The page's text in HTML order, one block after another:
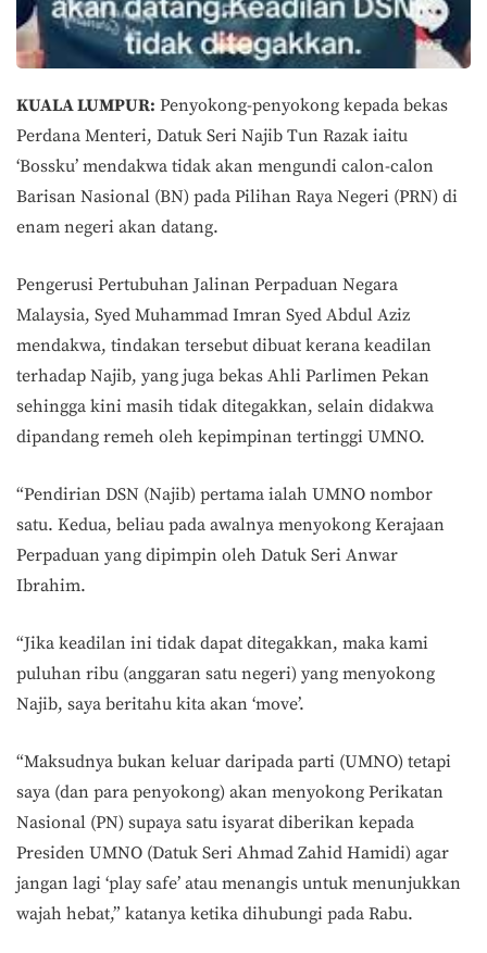
KUALA LUMPUR: Penyokong-penyokong kepada bekas
Perdana Menteri, Datuk Seri Najib Tun Razak iaitu
‘Bossku’ mendakwa tidak akan mengundi calon-calon
Barisan Nasional (BN) pada Pilihan Raya Negeri (PRN) di
enam negeri akan datang.
Pengerusi Pertubuhan Jalinan Perpaduan Negara
Malaysia, Syed Muhammad Imran Syed Abdul Aziz
mendakwa, tindakan tersebut dibuat kerana keadilan
terhadap Najib, yang juga bekas Ahli Parlimen Pekan
sehingga kini masih tidak ditegakkan, selain didakwa
dipandang remeh oleh kepimpinan tertinggi UMNO.
“Pendirian DSN (Najib) pertama ialah UMNO nombor
satu. Kedua, beliau pada awalnya menyokong Kerajaan
Perpaduan yang dipimpin oleh Datuk Seri Anwar
Ibrahim.
“Jika keadilan ini tidak dapat ditegakkan, maka kami
puluhan ribu (anggaran satu negeri) yang menyokong
Najib, saya beritahu kita akan ‘move’.
“Maksudnya bukan keluar daripada parti (UMNO) tetapi
saya (dan para penyokong) akan menyokong Perikatan
Nasional (PN) supaya satu isyarat diberikan kepada
Presiden UMNO (Datuk Seri Ahmad Zahid Hamidi) agar
jangan lagi ‘play safe’ atau menangis untuk menunjukkan
wajah hebat,” katanya ketika dihubungi pada Rabu.